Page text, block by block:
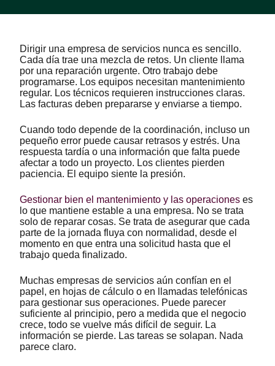
Dirigir una empresa de servicios nunca es sencillo.
Cada día trae una mezcla de retos. Un cliente llama
por una reparación urgente. Otro trabajo debe
programarse. Los equipos necesitan mantenimiento
regular. Los técnicos requieren instrucciones claras.
Las facturas deben prepararse y enviarse a tiempo.
Cuando todo depende de la coordinación, incluso un
pequeño error puede causar retrasos y estrés. Una
respuesta tardía o una información que falta puede
afectar a todo un proyecto. Los clientes pierden
paciencia. El equipo siente la presión.
Gestionar bien el mantenimiento y las operaciones es
lo que mantiene estable a una empresa. No se trata
solo de reparar cosas. Se trata de asegurar que cada
parte de la jornada fluya con normalidad, desde el
momento en que entra una solicitud hasta que el
trabajo queda finalizado.
Muchas empresas de servicios aún confían en el
papel, en hojas de cálculo o en llamadas telefónicas
para gestionar sus operaciones. Puede parecer
suficiente al principio, pero a medida que el negocio
crece, todo se vuelve más difícil de seguir. La
información se pierde. Las tareas se solapan. Nada
parece claro.